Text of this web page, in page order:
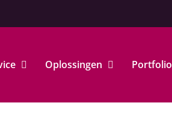
Oplossingen Portfolio